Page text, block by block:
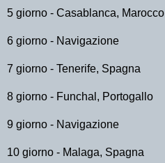
5 giorno - Casablanca, Marocco
6 giorno - Navigazione
7 giorno - Tenerife, Spagna
8 giorno - Funchal, Portogallo
9 giorno - Navigazione
10 giorno - Malaga, Spagna